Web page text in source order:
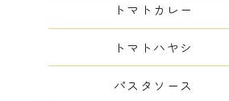
トマトカレー
トマトハヤシ
パスタソース